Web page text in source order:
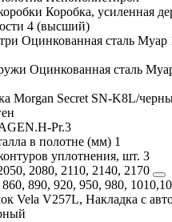
Коробка, усиленная
4 (высший)
Оцинкованная сталь
Оцинкованная сталь
Morgan Secret SN-K8L/
Pr.3
в полотне (мм) 1
уплотнения, шт. 3
2080, 2110, 2140, 2170
860, 890, 920, 950, 980,
Vela V257L, Накладка с